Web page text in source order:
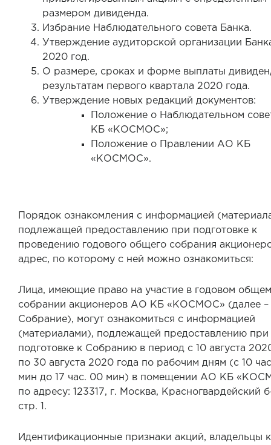
размером дивиденда.
Избрание Наблюдательного совета Банка.
Утверждение аудиторской организации
2020 год.
О размере, сроках и форме выплаты
результатам первого квартала 2020 года.
Утверждение новых редакций документов:
Положение о Наблюдательном
КБ «КОСМОС»;
Положение о Правлении АО КБ
«КОСМОС».
Порядок ознакомления с информацией
подлежащей предоставлению при подготовке к
проведению годового общего собрания
адрес, по которому с ней можно ознакомиться:
Лица, имеющие право на участие в годовом общем
собрании акционеров АО КБ «КОСМОС» (далее –
Собрание), могут ознакомиться с информацией
(материалами), подлежащей предоставлению при
подготовке к Собранию в период с 10 августа
по 30 августа 2020 года по рабочим дням (с 10
мин до 17 час. 00 мин) в помещении АО КБ
по адресу: 123317, г. Москва, Красногвардейский
стр. 1.
Идентификационные признаки акций, владельцы